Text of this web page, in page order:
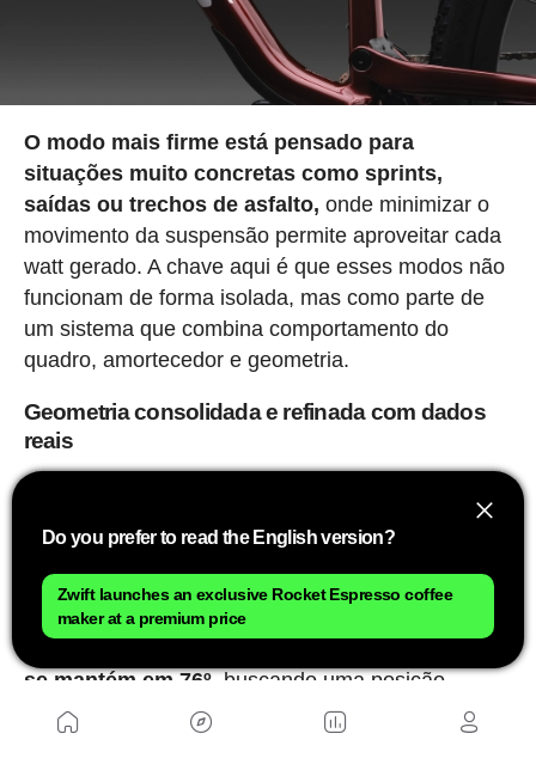
O modo mais firme está pensado para
situações muito concretas como sprints,
saídas ou trechos de asfalto, onde minimizar o
movimento da suspensão permite aproveitar cada
watt gerado. A chave aqui é que esses modos não
funcionam de forma isolada, mas como parte de
um sistema que combina comportamento do
quadro, amortecedor e geometria.
Geometria consolidada e refinada com dados
reais
geração anterior, mas com ajustes baseados em
dados de posicionamento Body Geometry e
feedback de competição. Em números, oângulo
de direção se situa em 65,9º na posição baixa e
se mantém em 76º, buscando uma posição
eficiente em subida sem comprometer o controle
Do you prefer to read the English version?
Zwift launches an exclusive Rocket Espresso coffee
maker at a premium price